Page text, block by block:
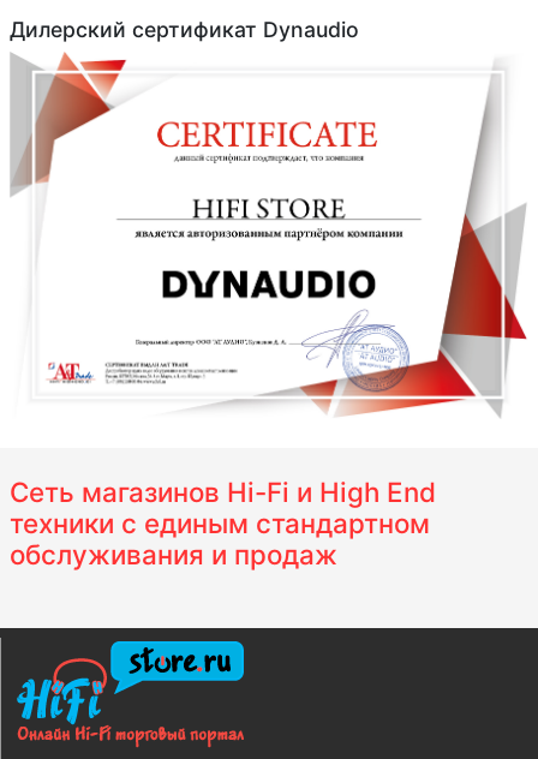
Дилерский сертификат Dynaudio
Сеть магазинов Hi-Fi и High End
техники с единым стандартном
обслуживания и продаж